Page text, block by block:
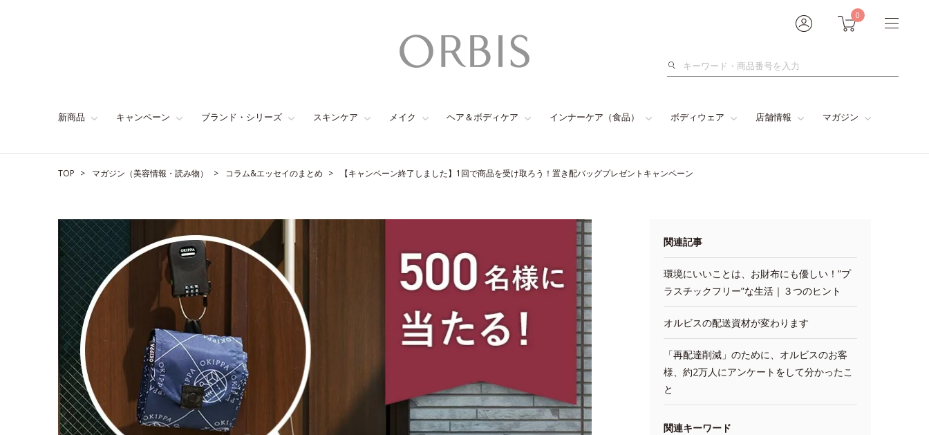
0
検
新商品 キャンペーン ブランド・シリーズ スキンケア メイク ヘア＆ボディケア インナーケア（食品） ボディウェア 店舗情報 マガジン
TOP マガジン（美容情報・読み物） コラム&エッセイのまとめ 【キャンペーン終了しました】1回で商品を受け取ろう！置き配バッグプレゼントキャンペーン
関連記事
環境にいいことは、お財布にも優しい！”プ
ラスチックフリー”な生活｜３つのヒント
オルビスの配送資材が変わります
「再配達削減」のために、オルビスのお客
様、約2万人にアンケートをして分かったこ
と
関連キーワード